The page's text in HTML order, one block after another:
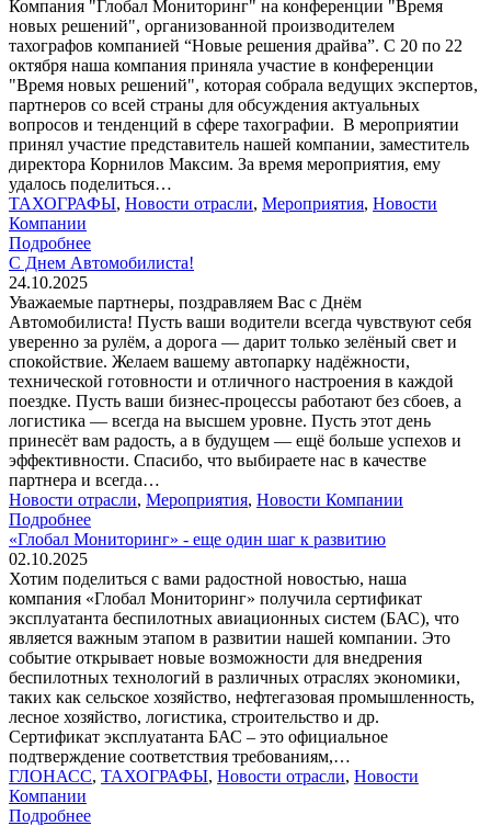
Компания "Глобал Мониторинг" на конференции "Время
новых решений", организованной производителем
тахографов компанией “Новые решения драйва”. С 20 по 22
октября наша компания приняла участие в конференции
"Время новых решений", которая собрала ведущих экспертов,
партнеров со всей страны для обсуждения актуальных
вопросов и тенденций в сфере тахографии. В мероприятии
принял участие представитель нашей компании, заместитель
директора Корнилов Максим. За время мероприятия, ему
удалось поделиться…
ТАХОГРАФЫ, Новости отрасли, Мероприятия, Новости
Компании
Подробнее
С Днем Автомобилиста!
24.10.2025
Уважаемые партнеры, поздравляем Вас с Днём
Автомобилиста! Пусть ваши водители всегда чувствуют себя
уверенно за рулём, а дорога — дарит только зелёный свет и
спокойствие. Желаем вашему автопарку надёжности,
технической готовности и отличного настроения в каждой
поездке. Пусть ваши бизнес-процессы работают без сбоев, а
логистика — всегда на высшем уровне. Пусть этот день
принесёт вам радость, а в будущем — ещё больше успехов и
эффективности. Спасибо, что выбираете нас в качестве
партнера и всегда…
Новости отрасли, Мероприятия, Новости Компании
Подробнее
«Глобал Мониторинг» - еще один шаг к развитию
02.10.2025
Хотим поделиться с вами радостной новостью, наша
компания «Глобал Мониторинг» получила сертификат
эксплуатанта беспилотных авиационных систем (БАС), что
является важным этапом в развитии нашей компании. Это
событие открывает новые возможности для внедрения
беспилотных технологий в различных отраслях экономики,
таких как сельское хозяйство, нефтегазовая промышленность,
лесное хозяйство, логистика, строительство и др.
Сертификат эксплуатанта БАС – это официальное
подтверждение соответствия требованиям,…
ГЛОНАСС, ТАХОГРАФЫ, Новости отрасли, Новости
Компании
Подробнее